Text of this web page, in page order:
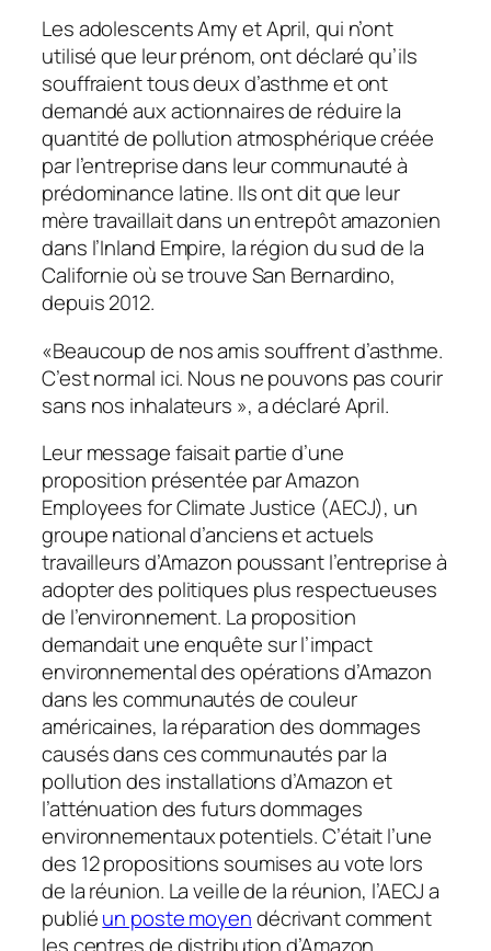
Les adolescents Amy et April, qui n’ont
utilisé que leur prénom, ont déclaré qu’ils
souffraient tous deux d’asthme et ont
demandé aux actionnaires de réduire la
quantité de pollution atmosphérique créée
par l’entreprise dans leur communauté à
prédominance latine. Ils ont dit que leur
mère travaillait dans un entrepôt amazonien
dans l’Inland Empire, la région du sud de la
Californie où se trouve San Bernardino,
depuis 2012.
«Beaucoup de nos amis souffrent d’asthme.
C’est normal ici. Nous ne pouvons pas courir
sans nos inhalateurs », a déclaré April.
Leur message faisait partie d’une
proposition présentée par Amazon
Employees for Climate Justice (AECJ), un
groupe national d’anciens et actuels
travailleurs d’Amazon poussant l’entreprise à
adopter des politiques plus respectueuses
de l’environnement. La proposition
demandait une enquête sur l’impact
environnemental des opérations d’Amazon
dans les communautés de couleur
américaines, la réparation des dommages
causés dans ces communautés par la
pollution des installations d’Amazon et
l’atténuation des futurs dommages
environnementaux potentiels. C’était l’une
des 12 propositions soumises au vote lors
de la réunion. La veille de la réunion, l’AECJ a
publiéun poste moyendécrivant comment